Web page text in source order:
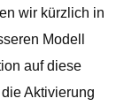
wir kürzlich in
Modell
auf diese
Aktivierung